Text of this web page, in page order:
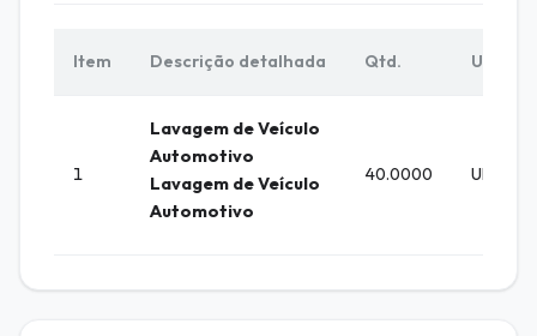
Item Descrição detalhada Qtd. Unid.
1
Lavagem de Veículo
Automotivo
Lavagem de Veículo
Automotivo
40.0000